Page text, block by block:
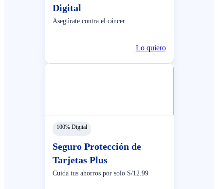
Digital
Asegúrate contra el cáncer
Lo quiero
100% Digital
Seguro Protección de
Tarjetas Plus
Cuida tus ahorros por solo S/12.99